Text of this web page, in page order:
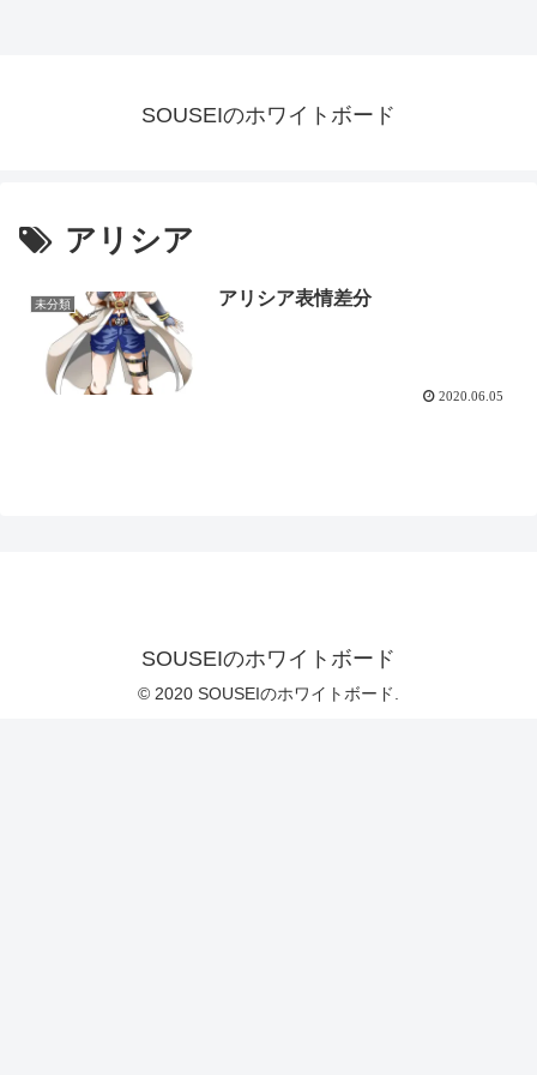
SOUSEIのホワイトボード
アリシア
未分類 アリシア表情差分
2020.06.05
SOUSEIのホワイトボード
© 2020 SOUSEIのホワイトボード.